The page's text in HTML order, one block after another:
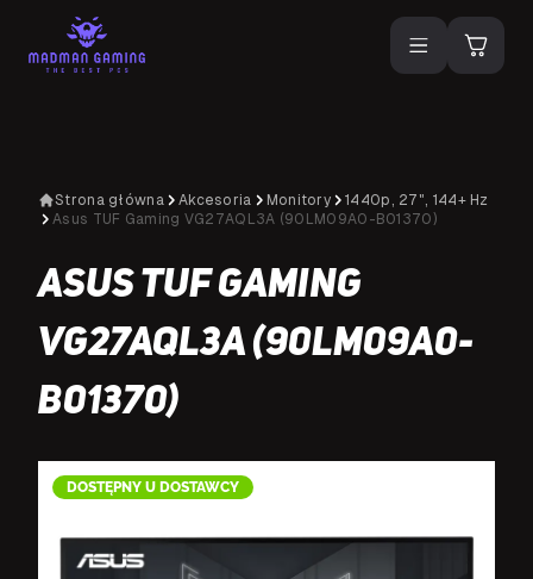
Strona główna Akcesoria Monitory
1440p, 27", 144+ Hz
Asus TUF Gaming VG27AQL3A (90LM09A0-B01370)
Asus TUF Gaming
VG27AQL3A (90LM09A0-
B01370)
DOSTĘPNY U DOSTAWCY